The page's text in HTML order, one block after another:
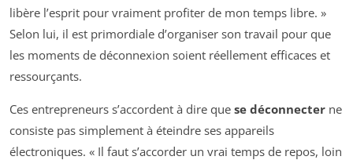
libère l’esprit pour vraiment profiter de mon temps libre. »
Selon lui, il est primordiale d’organiser son travail pour que
les moments de déconnexion soient réellement efficaces et
ressourçants.
Ces entrepreneurs s’accordent à dire que se déconnecter ne
consiste pas simplement à éteindre ses appareils
électroniques. « Il faut s’accorder un vrai temps de repos, loin